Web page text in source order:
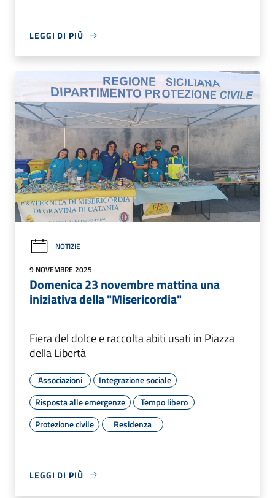
LEGGI DI PIÙ
NOTIZIE
9 NOVEMBRE 2025
Domenica 23 novembre mattina una
iniziativa della "Misericordia"
Fiera del dolce e raccolta abiti usati in Piazza
della Libertà
Associazioni
Integrazione sociale
Risposta alle emergenze
Tempo libero
Protezione civile
Residenza
LEGGI DI PIÙ